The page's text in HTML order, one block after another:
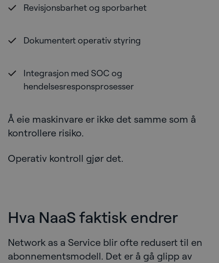
Revisjonsbarhet og sporbarhet
Dokumentert operativ styring
Integrasjon med SOC og
hendelsesresponsprosesser
Å eie maskinvare er ikke det samme som å
kontrollere risiko.
Operativ kontroll gjør det.
Hva NaaS faktisk endrer
Network as a Service blir ofte redusert til en
abonnementsmodell. Det er å gå glipp av